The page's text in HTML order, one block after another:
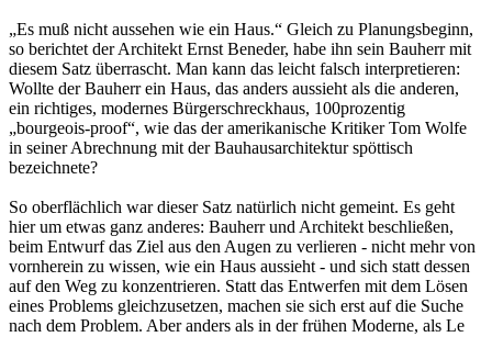
„Es muß nicht aussehen wie ein Haus.“ Gleich zu Planungsbeginn,
so berichtet der Architekt Ernst Beneder, habe ihn sein Bauherr mit
diesem Satz überrascht. Man kann das leicht falsch interpretieren:
Wollte der Bauherr ein Haus, das anders aussieht als die anderen,
ein richtiges, modernes Bürgerschreckhaus, 100prozentig
„bourgeois-proof“, wie das der amerikanische Kritiker Tom Wolfe
in seiner Abrechnung mit der Bauhausarchitektur spöttisch
bezeichnete?
So oberflächlich war dieser Satz natürlich nicht gemeint. Es geht
hier um etwas ganz anderes: Bauherr und Architekt beschließen,
beim Entwurf das Ziel aus den Augen zu verlieren - nicht mehr von
vornherein zu wissen, wie ein Haus aussieht - und sich statt dessen
auf den Weg zu konzentrieren. Statt das Entwerfen mit dem Lösen
eines Problems gleichzusetzen, machen sie sich erst auf die Suche
nach dem Problem. Aber anders als in der frühen Moderne, als Le